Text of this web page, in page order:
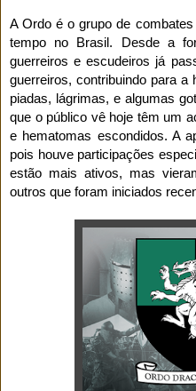
A Ordo é o grupo de
tempo no Brasil. Desde a
guerreiros e escudeiros já
guerreiros, contribuindo para a
piadas, lágrimas, e algumas
que o público vê hoje têm um
e hematomas escondidos. A
pois houve participações
estão mais ativos, mas
outros que foram iniciados